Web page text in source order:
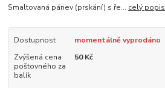
Smaltovaná pánev (prskání) s ře... celý popis
Dostupnost
momentálně vyprodáno
Zvýšená cena
poštovného za
balík
50 Kč